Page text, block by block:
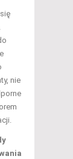
.
nie